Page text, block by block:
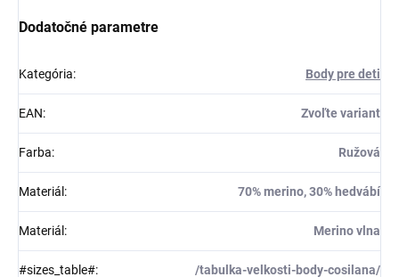
Dodatočné parametre
Kategória: Body pre deti
EAN: Zvoľte variant
Farba: Ružová
Materiál : 70% merino, 30% hedvábí
Materiál : Merino vlna
#sizes_table#: /tabulka-velkosti-body-cosilana/